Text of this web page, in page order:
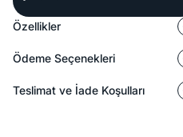
Özellikler
Ödeme Seçenekleri
Teslimat ve İade Koşulları